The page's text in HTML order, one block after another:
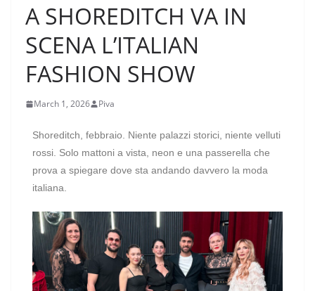
A SHOREDITCH VA IN
SCENA L’ITALIAN
FASHION SHOW
March 1, 2026 Piva
Shoreditch, febbraio. Niente palazzi storici, niente velluti
rossi. Solo mattoni a vista, neon e una passerella che
prova a spiegare dove sta andando davvero la moda
italiana.